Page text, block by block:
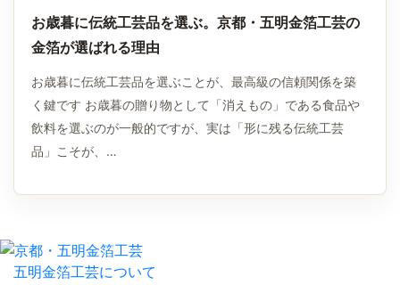
お歳暮に伝統工芸品を選ぶ。京都・五明金箔工芸の
金箔が選ばれる理由
お歳暮に伝統工芸品を選ぶことが、最高級の信頼関係を築
く鍵です お歳暮の贈り物として「消えもの」である食品や
飲料を選ぶのが一般的ですが、実は「形に残る伝統工芸
品」こそが、…
五明金箔工芸について